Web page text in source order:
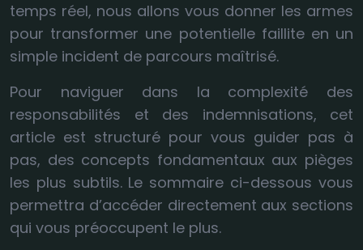
temps réel, nous allons vous donner les armes
pour transformer une potentielle faillite en un
simple incident de parcours maîtrisé.
Pour naviguer dans la complexité des
responsabilités et des indemnisations, cet
article est structuré pour vous guider pas à
pas, des concepts fondamentaux aux pièges
les plus subtils. Le sommaire ci-dessous vous
permettra d’accéder directement aux sections
qui vous préoccupent le plus.